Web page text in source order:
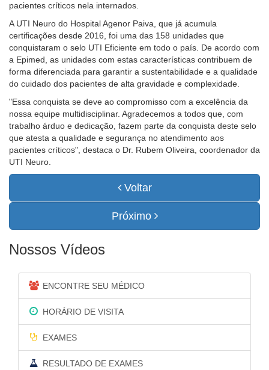
pacientes críticos nela internados.
A UTI Neuro do Hospital Agenor Paiva, que já acumula
certificações desde 2016, foi uma das 158 unidades que
conquistaram o selo UTI Eficiente em todo o país. De acordo com
a Epimed, as unidades com estas características contribuem de
forma diferenciada para garantir a sustentabilidade e a qualidade
do cuidado dos pacientes de alta gravidade e complexidade.
"Essa conquista se deve ao compromisso com a excelência da
nossa equipe multidisciplinar. Agradecemos a todos que, com
trabalho árduo e dedicação, fazem parte da conquista deste selo
que atesta a qualidade e segurança no atendimento aos
pacientes críticos", destaca o Dr. Rubem Oliveira, coordenador da
UTI Neuro.
Voltar
Próximo
Nossos Vídeos
ENCONTRE SEU MÉDICO
HORÁRIO DE VISITA
EXAMES
RESULTADO DE EXAMES